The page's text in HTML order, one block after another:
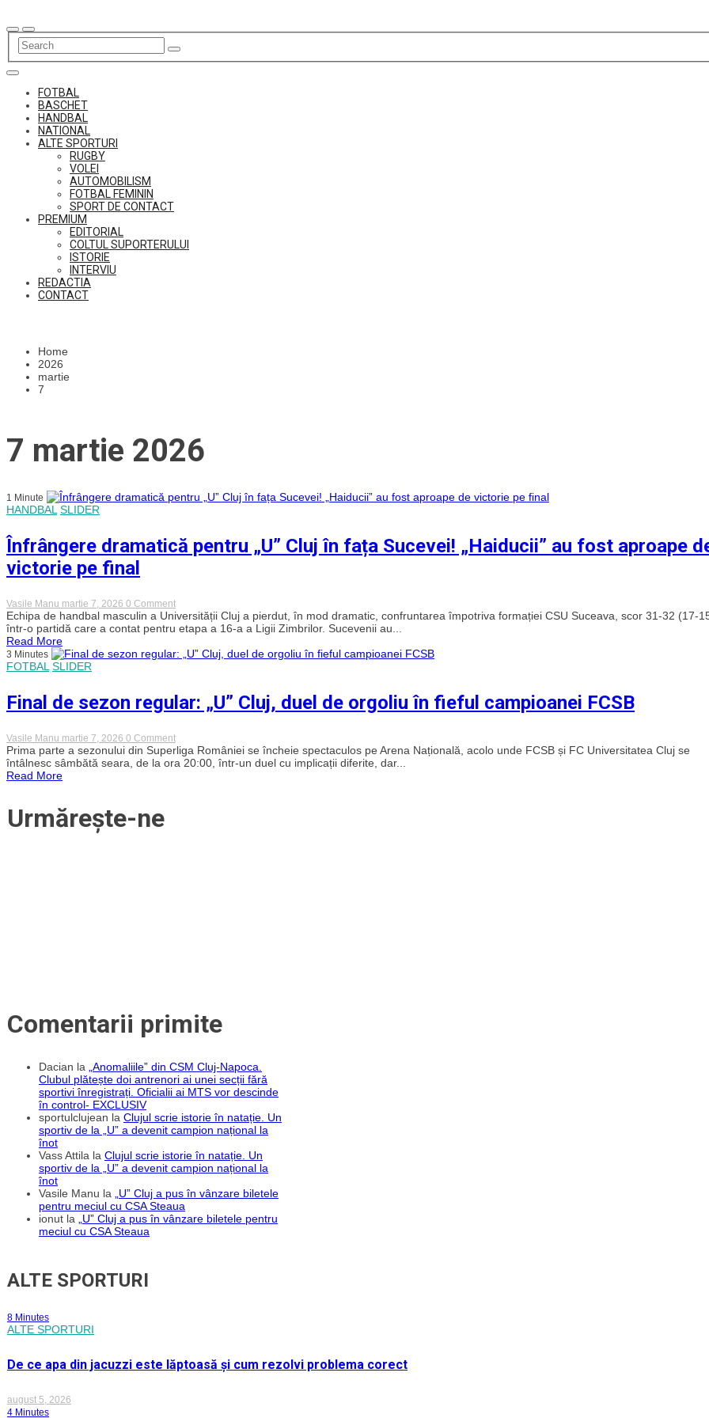
to
content
FOTBAL
BASCHET
HANDBAL
NATIONAL
ALTE SPORTURI
RUGBY
VOLEI
AUTOMOBILISM
FOTBAL FEMININ
SPORT DE CONTACT
PREMIUM
EDITORIAL
COLTUL SUPORTERULUI
ISTORIE
INTERVIU
REDACTIA
CONTACT
Home
2026
martie
7
7 martie 2026
1 Minute
HANDBAL SLIDER
Înfrângere dramatică pentru „U” Cluj în fața Sucevei! „Haiducii” au fost aproape
victorie pe final
Vasile Manu martie 7, 2026 0 Commenton
Înfrângere
dramatică
pentru
Cluj
„Haiducii”
au
aproape
de
victorie
pe
Echipa de handbal masculin a Universității Cluj a pierdut, în mod dramatic, confruntarea împotriva formației CSU Suceava, scor 31-32 (17-
într-o partidă care a contat pentru etapa a 16-a a Ligii Zimbrilor. Sucevenii au...
Read More
3 Minutes
FOTBAL SLIDER
Final de sezon regular: „U” Cluj, duel de orgoliu în fieful campioanei FCSB
Vasile Manu martie 7, 2026 0 Commenton
Final
de
sezon
Prima parte a sezonului din Superliga României se încheie spectaculos pe Arena Națională, acolo unde FCSB și FC Universitatea Cluj se
întâlnesc sâmbătă seara, de la ora 20:00, într-un duel cu implicații diferite, dar...
Read More
Urmărește-ne
Comentarii primite
Dacian la
„Anomaliile” din CSM Cluj-Napoca.
Clubul plătește doi antrenori ai unei secții fără
sportivi înregistrați. Oficialii ai MTS vor descinde
în control- EXCLUSIV
sportulclujean la Clujul scrie istorie în natație. Un
sportiv de la „U” a devenit campion național la
înot
Vass Attila la Clujul scrie istorie în natație. Un
sportiv de la „U” a devenit campion național la
înot
Vasile Manu la
„U” Cluj a pus în vânzare biletele
pentru meciul cu CSA Steaua
ionut la
„U” Cluj a pus în vânzare biletele pentru
meciul cu CSA Steaua
ALTE SPORTURI
8 Minutes
ALTE SPORTURI
De ce apa din jacuzzi este lăptoasă și cum rezolvi problema corect
august 5, 2026
4 Minutes